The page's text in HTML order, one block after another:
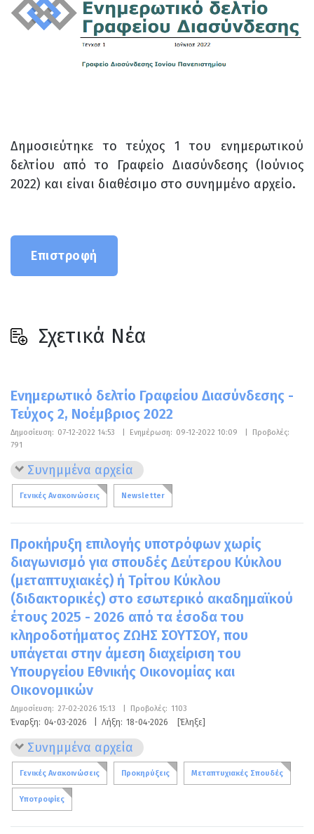
Δημοσιεύτηκε το τεύχος 1 του ενημερωτικού
δελτίου από το Γραφείο Διασύνδεσης (Ιούνιος
2022) και είναι διαθέσιμο στο συνημμένο αρχείο.
Επιστροφή
Σχετικά Νέα
Ενημερωτικό δελτίο Γραφείου Διασύνδεσης -
Τεύχος 2, Νοέμβριος 2022
Δημοσίευση: 07-12-2022 14:53 Ενημέρωση: 09-12-2022 10:09
Προβολές:
791
Συνημμένα αρχεία
Γενικές Ανακοινώσεις Newsletter
Προκήρυξη επιλογής υποτρόφων χωρίς
διαγωνισμό για σπουδές Δεύτερου Κύκλου
(μεταπτυχιακές) ή Τρίτου Κύκλου
(διδακτορικές) στο εσωτερικό ακαδημαϊκού
έτους 2025 - 2026 από τα έσοδα του
κληροδοτήματος ΖΩΗΣ ΣΟΥΤΣΟΥ, που
υπάγεται στην άμεση διαχείριση του
Υπουργείου Εθνικής Οικονομίας και
Οικονομικών
Δημοσίευση: 27-02-2026 15:13 Προβολές: 1103
Έναρξη: 04-03-2026 Λήξη: 18-04-2026 [Έληξε]
Συνημμένα αρχεία
Γενικές Ανακοινώσεις Προκηρύξεις Μεταπτυχιακές Σπουδές
Υποτροφίες